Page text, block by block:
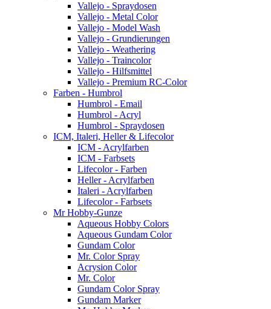
Vallejo - Spraydosen
Vallejo - Metal Color
Vallejo - Model Wash
Vallejo - Grundierungen
Vallejo - Weathering
Vallejo - Traincolor
Vallejo - Hilfsmittel
Vallejo - Premium RC-Color
Farben - Humbrol
Humbrol - Email
Humbrol - Acryl
Humbrol - Spraydosen
ICM, Italeri, Heller & Lifecolor
ICM - Acrylfarben
ICM - Farbsets
Lifecolor - Farben
Heller - Acrylfarben
Italeri - Acrylfarben
Lifecolor - Farbsets
Mr Hobby-Gunze
Aqueous Hobby Colors
Aqueous Gundam Color
Gundam Color
Mr. Color Spray
Acrysion Color
Mr. Color
Gundam Color Spray
Gundam Marker